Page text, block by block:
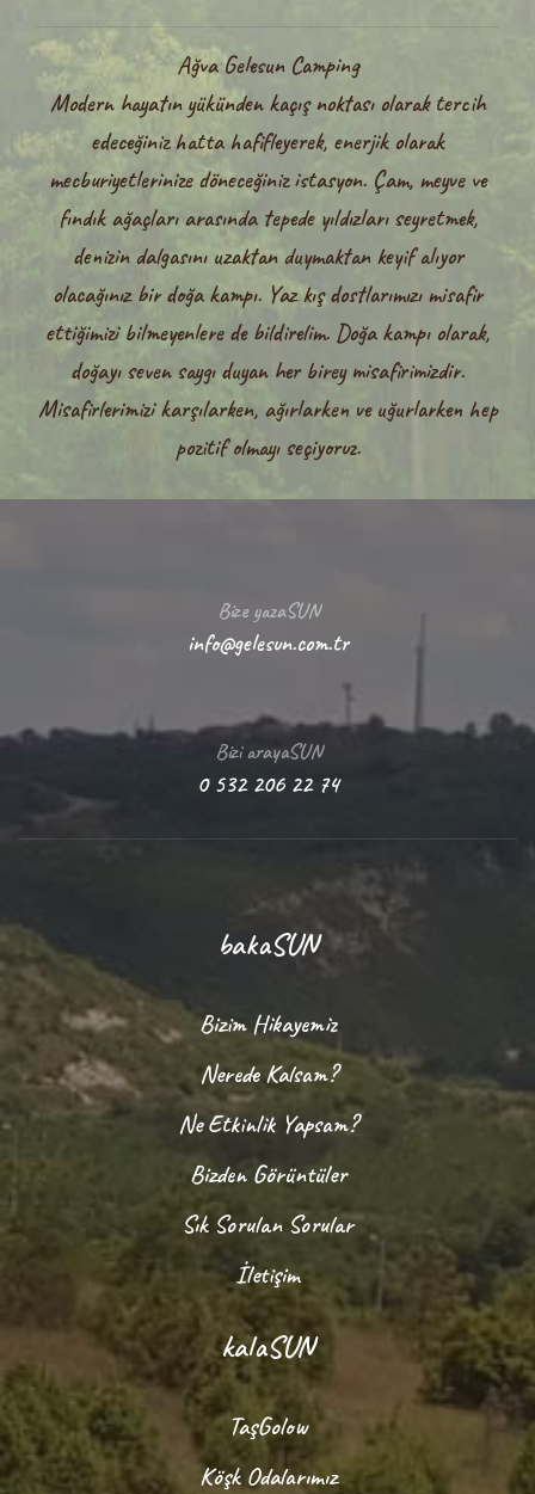
Ağva Gelesun Camping
Modern hayatın yükünden kaçış noktası olarak tercih
edeceğiniz hatta hafifleyerek, enerjik olarak
mecburiyetlerinize döneceğiniz istasyon. Çam, meyve ve
fındık ağaçları arasında tepede yıldızları seyretmek,
denizin dalgasını uzaktan duymaktan keyif alıyor
olacağınız bir doğa kampı. Yaz kış dostlarımızı misafir
ettiğimizi bilmeyenlere de bildirelim. Doğa kampı olarak,
doğayı seven saygı duyan her birey misafirimizdir.
Misafirlerimizi karşılarken, ağırlarken ve uğurlarken hep
pozitif olmayı seçiyoruz.
Bize yazaSUN
info@gelesun.com.tr
Bizi arayaSUN
0 532 206 22 74
bakaSUN
Bizim Hikayemiz
Nerede Kalsam?
Ne Etkinlik Yapsam?
Bizden Görüntüler
Sık Sorulan Sorular
İletişim
kalaSUN
TaşGolow
Köşk Odalarımız